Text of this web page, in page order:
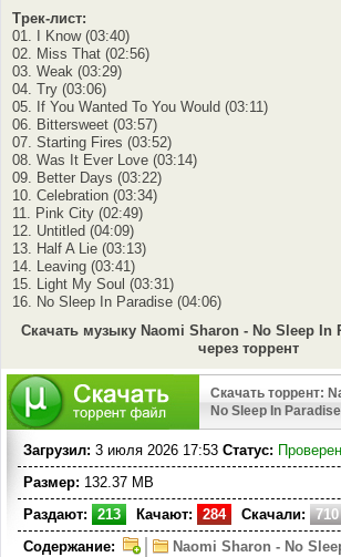
Трек-лист:
01. I Know (03:40)
02. Miss That (02:56)
03. Weak (03:29)
04. Try (03:06)
05. If You Wanted To You Would (03:11)
06. Bittersweet (03:57)
07. Starting Fires (03:52)
08. Was It Ever Love (03:14)
09. Better Days (03:22)
10. Celebration (03:34)
11. Pink City (02:49)
12. Untitled (04:09)
13. Half A Lie (03:13)
14. Leaving (03:41)
15. Light My Soul (03:31)
16. No Sleep In Paradise (04:06)
Скачать музыку Naomi Sharon - No Sleep In
через торрент
Скачать торрент:
No Sleep In
Загрузил: 3 июля 2026 17:53 Статус:
Размер: 132.37 MB
Раздают:
213 Качают: 284 Скачали:
710
Содержание:
Naomi Sharon - No